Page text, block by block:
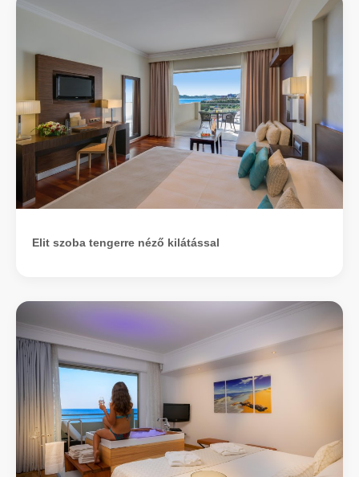
Elit szoba tengerre néző kilátással